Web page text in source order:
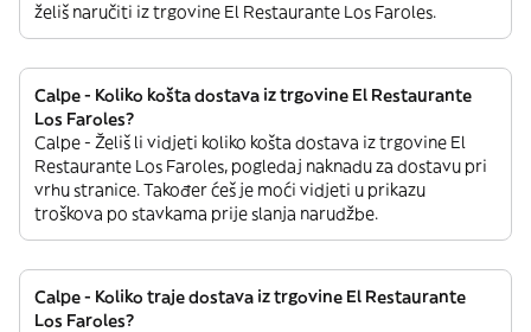
želiš naručiti iz trgovine El Restaurante Los Faroles.
Calpe - Koliko košta dostava iz trgovine El Restaurante
Los Faroles?
Calpe - Želiš li vidjeti koliko košta dostava iz trgovine El
Restaurante Los Faroles, pogledaj naknadu za dostavu pri
vrhu stranice. Također ćeš je moći vidjeti u prikazu
troškova po stavkama prije slanja narudžbe.
Calpe - Koliko traje dostava iz trgovine El Restaurante
Los Faroles?